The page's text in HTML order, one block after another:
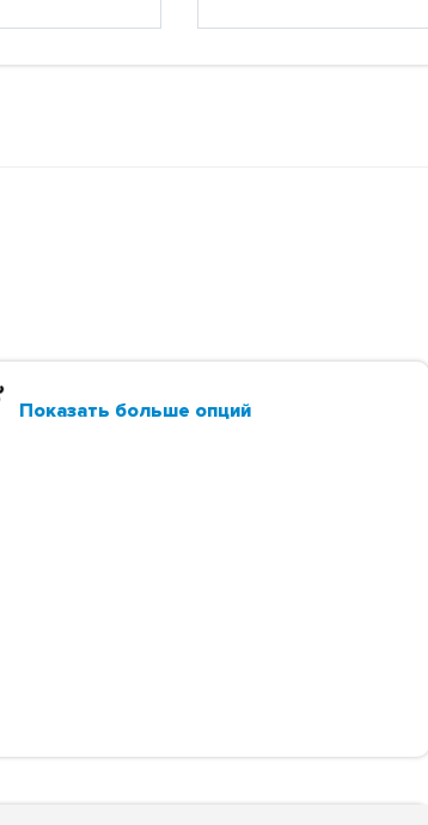
Показать больше опций